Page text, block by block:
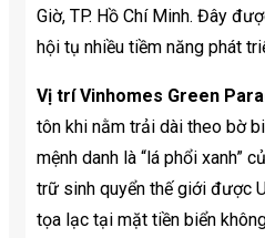
Giờ, TP. Hồ Chí Minh. Đây
hội tụ nhiều tiềm năng phát
Vị trí Vinhomes Green
tôn khi nằm trải dài theo bờ
mệnh danh là “lá phổi xanh”
trữ sinh quyển thế giới được
tọa lạc tại mặt tiền biển